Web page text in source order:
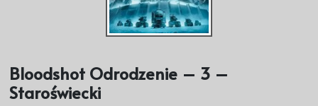
Bloodshot Odrodzenie – 3 –
Staroświecki